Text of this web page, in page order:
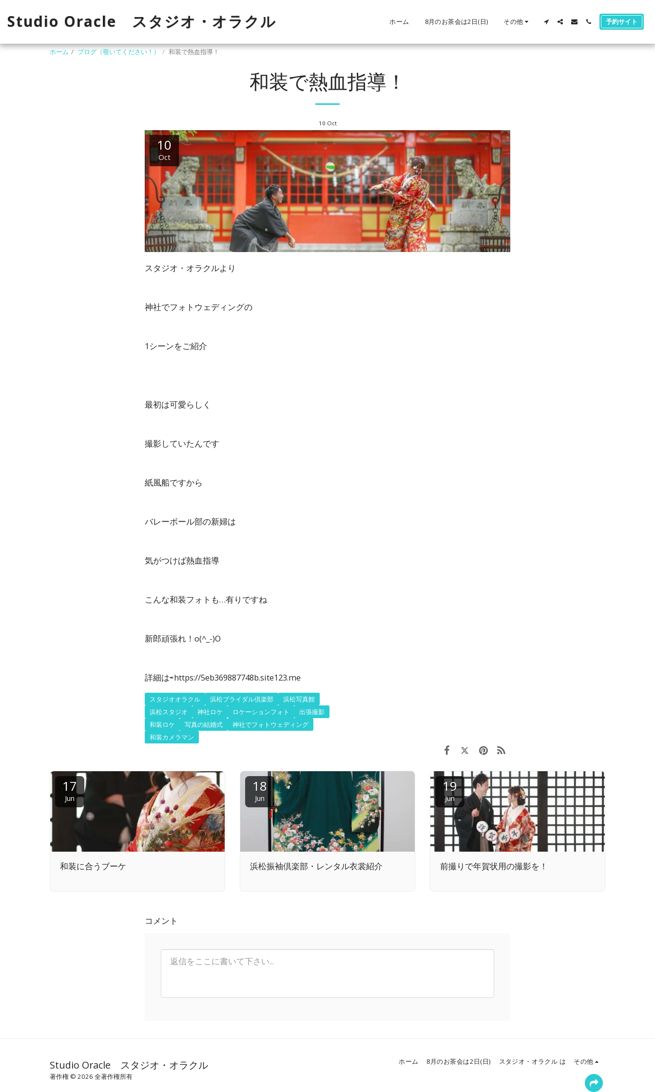
Studio Oracle スタジオ・オラクル ホーム 8月のお茶会は2日(日) その他 予約サイト
ホーム ブログ（覗いてください！） 和装で熱血指導！
和装で熱血指導！
10 Oct
10
Oct
スタジオ・オラクルより
神社でフォトウェディングの
1シーンをご紹介
最初は可愛らしく
撮影していたんです
紙風船ですから
バレーボール部の新婦は
気がつけば熱血指導
こんな和装フォトも…有りですね
新郎頑張れ！o(^_-)O
詳細は⇨https://5eb369887748b.site123.me
スタジオオラクル 浜松ブライダル倶楽部
浜松写真館
浜松スタジオ
神社ロケ ロケーションフォト
出張撮影
和装ロケ
写真の結婚式
神社でフォトウェディング
和装カメラマン
17
Jun
和装に合うブーケ
18
Jun
浜松振袖倶楽部・レンタル衣裳紹介
19
Jun
前撮りで年賀状用の撮影を！
コメント
Studio Oracle スタジオ・オラクル
著作権 © 2026 全著作権所有
ホーム 8月のお茶会は2日(日) スタジオ・オラクル は その他